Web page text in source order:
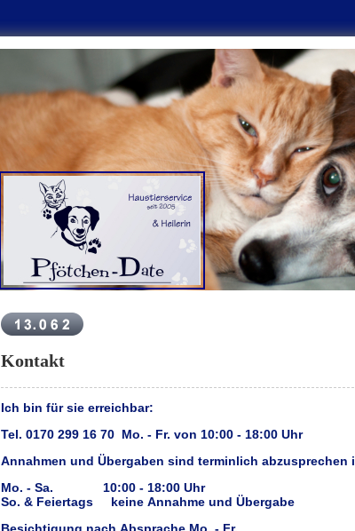
Kontakt
Ich bin für sie erreichbar:
Tel. 0170 299 16 70 Mo. - Fr. von 10:00 - 18:00 Uhr
Annahmen und Übergaben sind terminlich abzusprechen
Mo. - Sa. 10:00 - 18:00 Uhr
So. & Feiertags keine Annahme und Übergabe